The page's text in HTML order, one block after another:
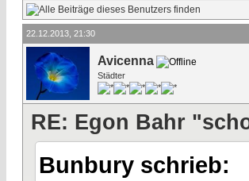
22.12.2013, 21:30
Avicenna
Städter
RE: Egon Bahr
Bunbury schrieb: